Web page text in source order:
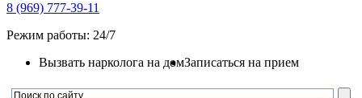
8 (969) 777-39-11
Режим работы: 24/7
Вызвать нарколога на домЗаписаться на прием